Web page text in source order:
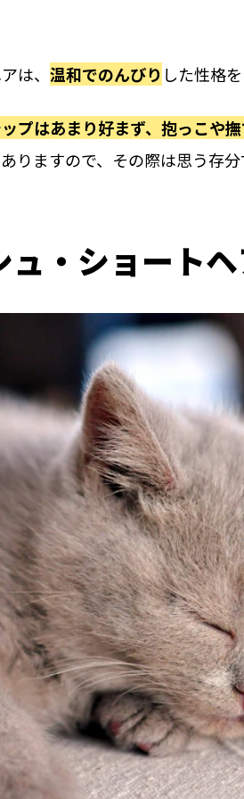
は、 温和でのんびり した性格
プはあまり好まず、抱っこや
りますので、その際は思う存分
ュ・ショート